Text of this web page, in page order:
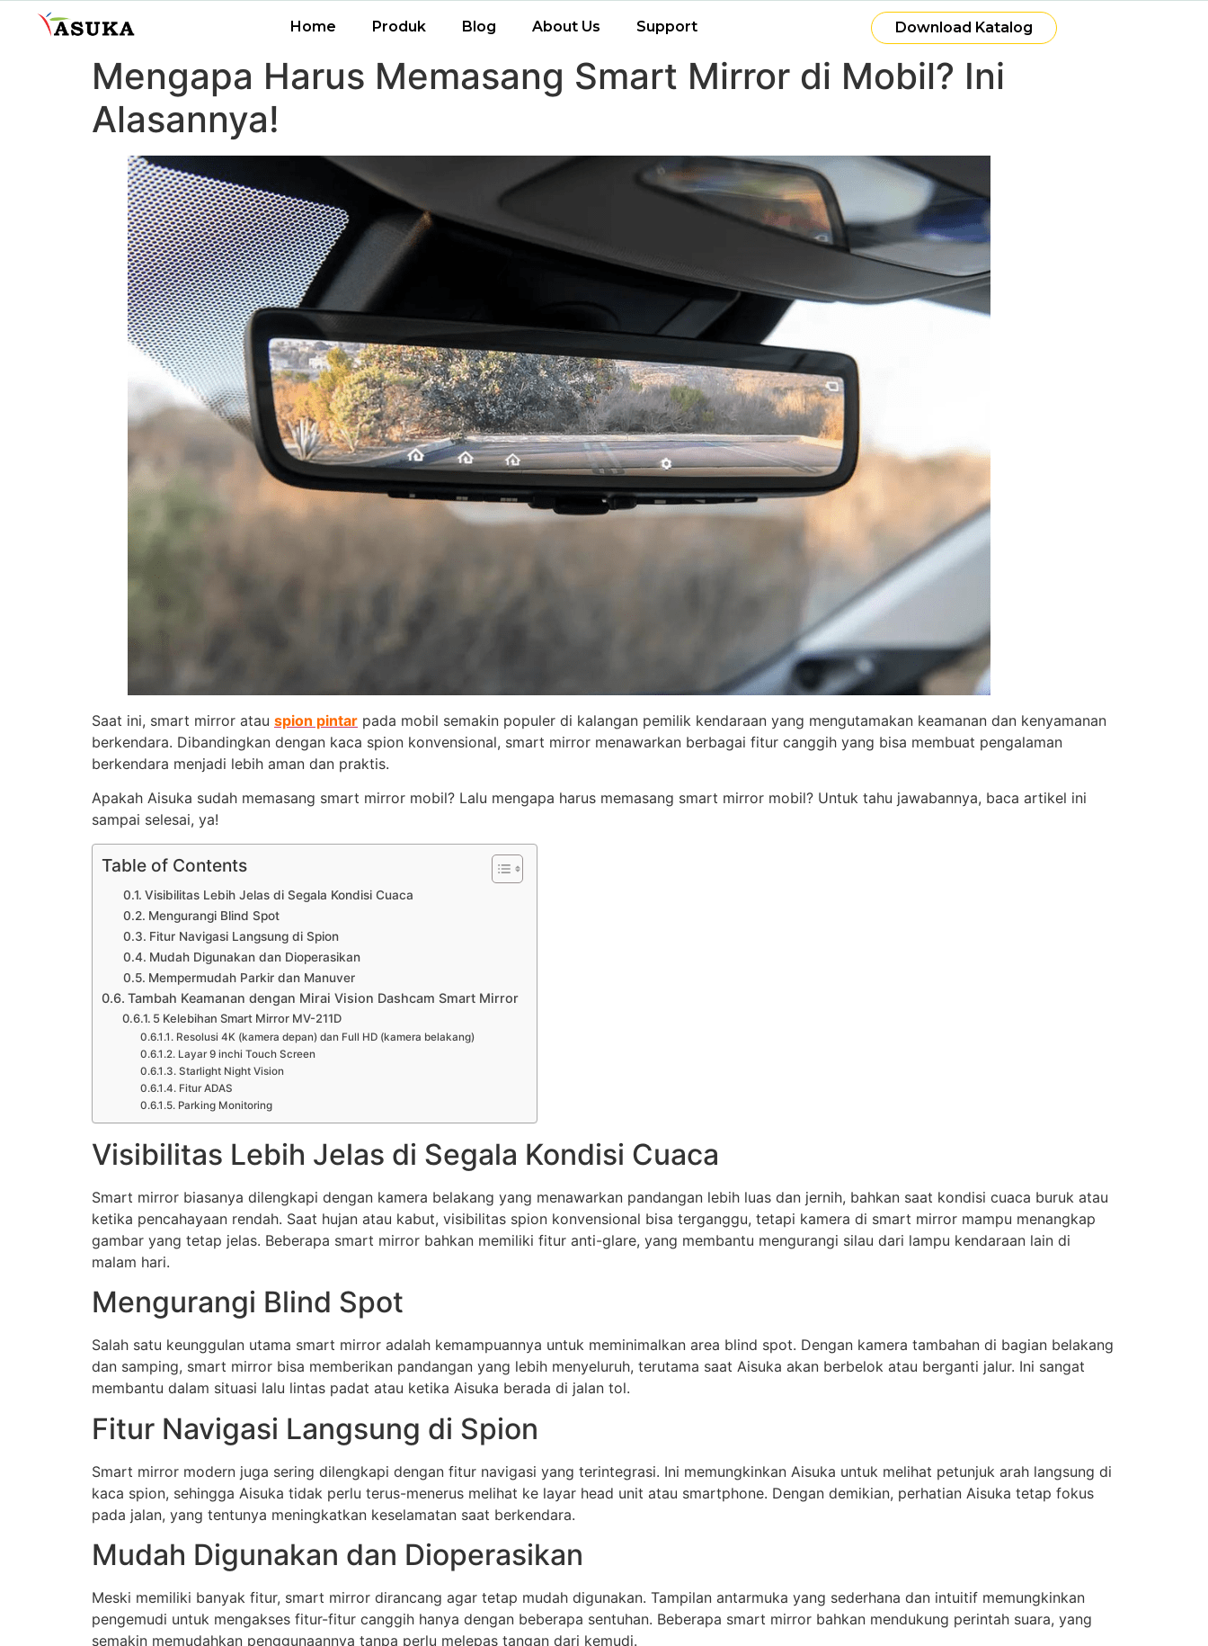
Home Produk Blog About Us Support Download Katalog
Mengapa Harus Memasang Smart Mirror di Mobil? Ini
Alasannya!
Saat ini, smart mirror atau spion pintar pada mobil semakin populer di kalangan pemilik kendaraan yang mengutamakan keamanan dan kenyamanan
berkendara. Dibandingkan dengan kaca spion konvensional, smart mirror menawarkan berbagai fitur canggih yang bisa membuat pengalaman
berkendara menjadi lebih aman dan praktis.
Apakah Aisuka sudah memasang smart mirror mobil? Lalu mengapa harus memasang smart mirror mobil? Untuk tahu jawabannya, baca artikel ini
sampai selesai, ya!
Table of Contents
Visibilitas Lebih Jelas di Segala Kondisi Cuaca
Mengurangi Blind Spot
Fitur Navigasi Langsung di Spion
Mudah Digunakan dan Dioperasikan
Mempermudah Parkir dan Manuver
Tambah Keamanan dengan Mirai Vision Dashcam Smart Mirror
5 Kelebihan Smart Mirror MV-211D
Resolusi 4K (kamera depan) dan Full HD (kamera belakang)
Layar 9 inchi Touch Screen
Starlight Night Vision
Fitur ADAS
Parking Monitoring
Visibilitas Lebih Jelas di Segala Kondisi Cuaca
Smart mirror biasanya dilengkapi dengan kamera belakang yang menawarkan pandangan lebih luas dan jernih, bahkan saat kondisi cuaca buruk atau
ketika pencahayaan rendah. Saat hujan atau kabut, visibilitas spion konvensional bisa terganggu, tetapi kamera di smart mirror mampu menangkap
gambar yang tetap jelas. Beberapa smart mirror bahkan memiliki fitur anti-glare, yang membantu mengurangi silau dari lampu kendaraan lain di
malam hari.
Mengurangi Blind Spot
Salah satu keunggulan utama smart mirror adalah kemampuannya untuk meminimalkan area blind spot. Dengan kamera tambahan di bagian belakang
dan samping, smart mirror bisa memberikan pandangan yang lebih menyeluruh, terutama saat Aisuka akan berbelok atau berganti jalur. Ini sangat
membantu dalam situasi lalu lintas padat atau ketika Aisuka berada di jalan tol.
Fitur Navigasi Langsung di Spion
Smart mirror modern juga sering dilengkapi dengan fitur navigasi yang terintegrasi. Ini memungkinkan Aisuka untuk melihat petunjuk arah langsung di
kaca spion, sehingga Aisuka tidak perlu terus-menerus melihat ke layar head unit atau smartphone. Dengan demikian, perhatian Aisuka tetap fokus
pada jalan, yang tentunya meningkatkan keselamatan saat berkendara.
Mudah Digunakan dan Dioperasikan
Meski memiliki banyak fitur, smart mirror dirancang agar tetap mudah digunakan. Tampilan antarmuka yang sederhana dan intuitif memungkinkan
pengemudi untuk mengakses fitur-fitur canggih hanya dengan beberapa sentuhan. Beberapa smart mirror bahkan mendukung perintah suara, yang
semakin memudahkan penggunaannya tanpa perlu melepas tangan dari kemudi.